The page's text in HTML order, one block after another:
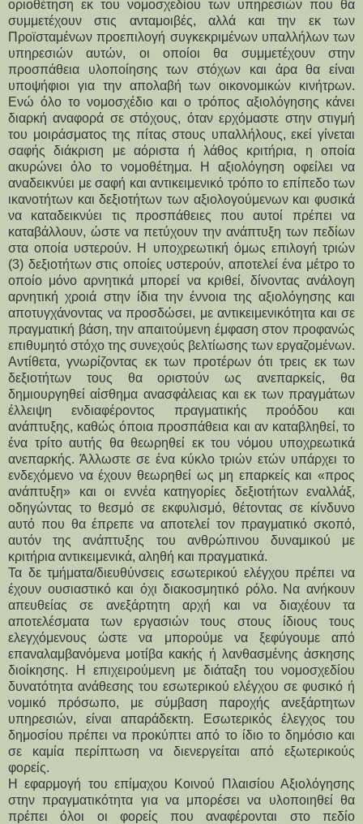
οριοθέτηση εκ του νομοσχεδίου των υπηρεσιών που θα
συμμετέχουν στις ανταμοιβές, αλλά και την εκ των
Προϊσταμένων προεπιλογή συγκεκριμένων υπαλλήλων των
υπηρεσιών αυτών, οι οποίοι θα συμμετέχουν στην
προσπάθεια υλοποίησης των στόχων και άρα θα είναι
υποψήφιοι για την απολαβή των οικονομικών κινήτρων.
Ενώ όλο το νομοσχέδιο και ο τρόπος αξιολόγησης κάνει
διαρκή αναφορά σε στόχους, όταν ερχόμαστε στην στιγμή
του μοιράσματος της πίτας στους υπαλλήλους, εκεί γίνεται
σαφής διάκριση με αόριστα ή λάθος κριτήρια, η οποία
ακυρώνει όλο το νομοθέτημα. Η αξιολόγηση οφείλει να
αναδεικνύει με σαφή και αντικειμενικό τρόπο το επίπεδο των
ικανοτήτων και δεξιοτήτων των αξιολογούμενων και φυσικά
να καταδεικνύει τις προσπάθειες που αυτοί πρέπει να
καταβάλλουν, ώστε να πετύχουν την ανάπτυξη των πεδίων
στα οποία υστερούν. Η υποχρεωτική όμως επιλογή τριών
(3) δεξιοτήτων στις οποίες υστερούν, αποτελεί ένα μέτρο το
οποίο μόνο αρνητικά μπορεί να κριθεί, δίνοντας ανάλογη
αρνητική χροιά στην ίδια την έννοια της αξιολόγησης και
αποτυγχάνοντας να προσδώσει, με αντικειμενικότητα και σε
πραγματική βάση, την απαιτούμενη έμφαση στον προφανώς
επιθυμητό στόχο της συνεχούς βελτίωσης των εργαζομένων.
Αντίθετα, γνωρίζοντας εκ των προτέρων ότι τρεις εκ των
δεξιοτήτων τους θα οριστούν ως ανεπαρκείς, θα
δημιουργηθεί αίσθημα ανασφάλειας και εκ των πραγμάτων
έλλειψη ενδιαφέροντος πραγματικής προόδου και
ανάπτυξης, καθώς όποια προσπάθεια και αν καταβληθεί, το
ένα τρίτο αυτής θα θεωρηθεί εκ του νόμου υποχρεωτικά
ανεπαρκής. Άλλωστε σε ένα κύκλο τριών ετών υπάρχει το
ενδεχόμενο να έχουν θεωρηθεί ως μη επαρκείς και «προς
ανάπτυξη» και οι εννέα κατηγορίες δεξιοτήτων εναλλάξ,
οδηγώντας το θεσμό σε εκφυλισμό, θέτοντας σε κίνδυνο
αυτό που θα έπρεπε να αποτελεί τον πραγματικό σκοπό,
αυτόν της ανάπτυξης του ανθρώπινου δυναμικού με
κριτήρια αντικειμενικά, αληθή και πραγματικά.
Τα δε τμήματα/διευθύνσεις εσωτερικού ελέγχου πρέπει να
έχουν ουσιαστικό και όχι διακοσμητικό ρόλο. Να ανήκουν
απευθείας σε ανεξάρτητη αρχή και να διαχέουν τα
αποτελέσματα των εργασιών τους στους ίδιους τους
ελεγχόμενους ώστε να μπορούμε να ξεφύγουμε από
επαναλαμβανόμενα μοτίβα κακής ή λανθασμένης άσκησης
διοίκησης. Η επιχειρούμενη με διάταξη του νομοσχεδίου
δυνατότητα ανάθεσης του εσωτερικού ελέγχου σε φυσικό ή
νομικό πρόσωπο, με σύμβαση παροχής ανεξάρτητων
υπηρεσιών, είναι απαράδεκτη. Εσωτερικός έλεγχος του
δημοσίου πρέπει να προκύπτει από το ίδιο το δημόσιο και
σε καμία περίπτωση να διενεργείται από εξωτερικούς
φορείς.
Η εφαρμογή του επίμαχου Κοινού Πλαισίου Αξιολόγησης
στην πραγματικότητα για να μπορέσει να υλοποιηθεί θα
πρέπει όλοι οι φορείς που αναφέρονται στο πεδίο